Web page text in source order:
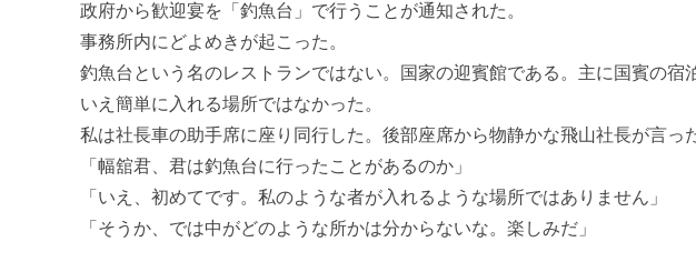
政府から歓迎宴を「釣魚台」で行うことが通知された。
事務所内にどよめきが起こった。
釣魚台という名のレストランではない。国家の迎賓館である。主に国賓の
いえ簡単に入れる場所ではなかった。
私は社長車の助手席に座り同行した。後部座席から物静かな飛山社長が言っ
「幅舘君、君は釣魚台に行ったことがあるのか」
「いえ、初めてです。私のような者が入れるような場所ではありません」
「そうか、では中がどのような所かは分からないな。楽しみだ」